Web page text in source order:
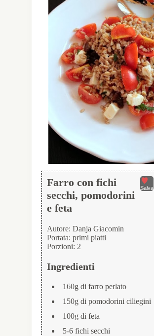
Salva
Farro con fichi
secchi, pomodorini
e feta
Autore: Danja Giacomin
Portata: primi piatti
Porzioni: 2
Ingredienti
160g di farro perlato
150g di pomodorini ciliegini
100g di feta
5-6 fichi secchi